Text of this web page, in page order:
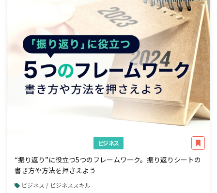
ビジネス
“振り返り”に役立つ5つのフレームワーク。振り返りシートの
書き方や方法を押さえよう
ビジネス / ビジネススキル